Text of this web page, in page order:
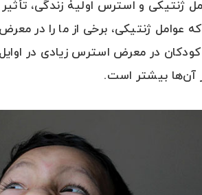
ژنتیکی و استرس اولیۀ زندگی،
عوامل ژنتیکی، برخی از ما را در
در معرض استرس زیادی در اوایل
آن‌ها بیشتر است.